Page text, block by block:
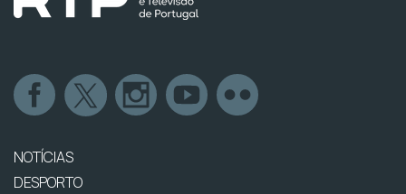
NOTÍCIAS
DESPORTO